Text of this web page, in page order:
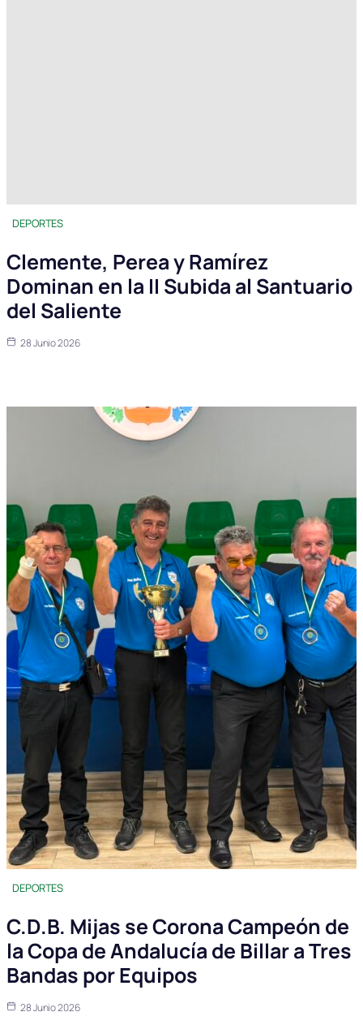
DEPORTES
Clemente, Perea y Ramírez
Dominan en la II Subida al Santuario
del Saliente
28 Junio 2026
DEPORTES
C.D.B. Mijas se Corona Campeón de
la Copa de Andalucía de Billar a Tres
Bandas por Equipos
28 Junio 2026